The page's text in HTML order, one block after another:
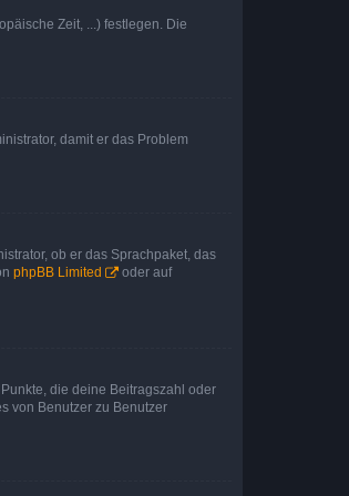
Zeit, ...) festlegen. Die
damit er das Problem
ob er das Sprachpaket, das
phpBB Limited
oder auf
die deine Beitragszahl oder
von Benutzer zu Benutzer